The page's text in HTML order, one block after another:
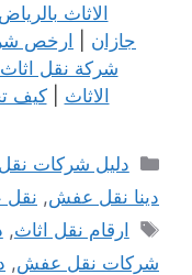
الاثاث بالرياض
جازان
ارخص
شركة نقل اثاث
الاثاث |كيف
التصنيفات
دليل شركات
دينا نقل عفش,
الوسوم
ارقام نقل اثاث,
شركات نقل عفش,